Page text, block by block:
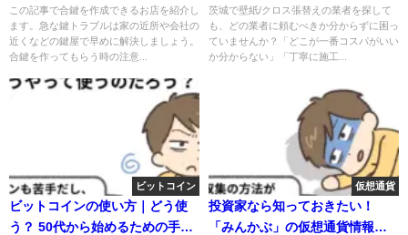
この記事で合鍵を作成できるお店を紹介し
ます。急な鍵トラブルは家の近所や会社の
近くなどの鍵屋で早めに解決しましょう。
合鍵を作ってもらう時の注意...
方
茨城で壁紙/クロス張替えの業者を探して
も、どの業者に頼むべきか分からずに困っ
ていませんか？「どこが一番コスパがいい
か分からない」「丁寧に施工...
ビットコイン
ビットコインの使い方｜どう使
う？ 50代から始めるための手引
仮想通貨
投資家なら知っておきたい！
「みんかぶ」の仮想通貨情報活